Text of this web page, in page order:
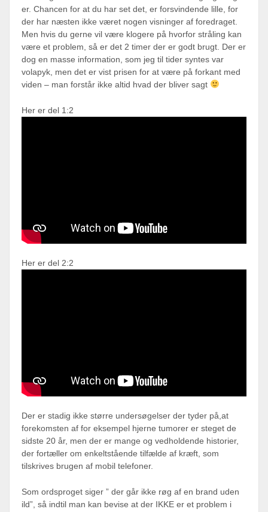
er. Chancen for at du har set det, er forsvindende lille, for
der har næsten ikke været nogen visninger af foredraget.
Men hvis du gerne vil være klogere på hvorfor stråling kan
være et problem, så er det 2 timer der er godt brugt. Der er
dog en masse information, som jeg til tider syntes var
volapyk, men det er vist prisen for at være på forkant med
viden – man forstår ikke altid hvad der bliver sagt
Her er del 1:2
Her er del 2:2
Der er stadig ikke større undersøgelser der tyder på,at
forekomsten af for eksempel hjerne tumorer er steget de
sidste 20 år, men der er mange og vedholdende historier,
der fortæller om enkeltstående tilfælde af kræft, som
tilskrives brugen af mobil telefoner.
Som ordsproget siger ” der går ikke røg af en brand uden
ild”, så indtil man kan bevise at der IKKE er et problem i